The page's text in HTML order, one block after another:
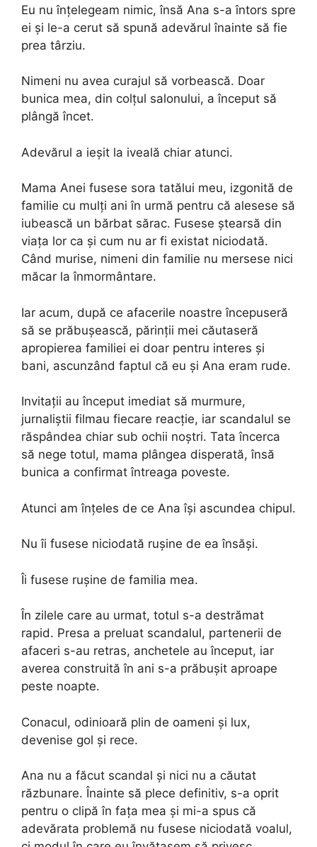
Eu nu înțelegeam nimic, însă Ana s-a întors spre
ei și le-a cerut să spună adevărul înainte să fie
prea târziu.
Nimeni nu avea curajul să vorbească. Doar
bunica mea, din colțul salonului, a început să
plângă încet.
Adevărul a ieșit la iveală chiar atunci.
Mama Anei fusese sora tatălui meu, izgonită de
familie cu mulți ani în urmă pentru că alesese să
iubească un bărbat sărac. Fusese ștearsă din
viața lor ca și cum nu ar fi existat niciodată.
Când murise, nimeni din familie nu mersese nici
măcar la înmormântare.
Iar acum, după ce afacerile noastre începuseră
să se prăbușească, părinții mei căutaseră
apropierea familiei ei doar pentru interes și
bani, ascunzând faptul că eu și Ana eram rude.
Invitații au început imediat să murmure,
jurnaliștii filmau fiecare reacție, iar scandalul se
răspândea chiar sub ochii noștri. Tata încerca
să nege totul, mama plângea disperată, însă
bunica a confirmat întreaga poveste.
Atunci am înțeles de ce Ana își ascundea chipul.
Nu îi fusese niciodată rușine de ea însăși.
Îi fusese rușine de familia mea.
În zilele care au urmat, totul s-a destrămat
rapid. Presa a preluat scandalul, partenerii de
afaceri s-au retras, anchetele au început, iar
averea construită în ani s-a prăbușit aproape
peste noapte.
Conacul, odinioară plin de oameni și lux,
devenise gol și rece.
Ana nu a făcut scandal și nici nu a căutat
răzbunare. Înainte să plece definitiv, s-a oprit
pentru o clipă în fața mea și mi-a spus că
adevărata problemă nu fusese niciodată voalul,